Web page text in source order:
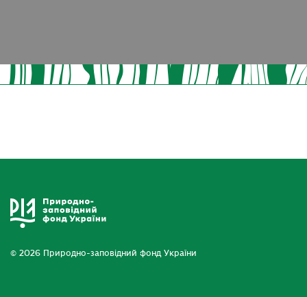
© 2026 Природно-заповідний фонд України